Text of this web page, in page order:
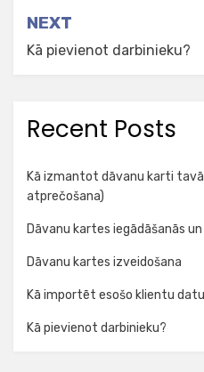
NEXT
Kā pievienot darbinieku?
Recent Posts
Kā izmantot dāvanu karti
atprečošana)
Dāvanu kartes iegādāšanās
Dāvanu kartes izveidošana
Kā importēt esošo klientu
Kā pievienot darbinieku?